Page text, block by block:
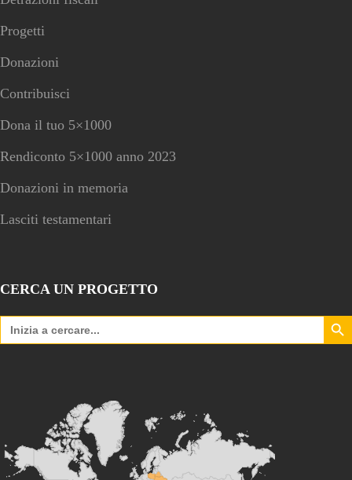
Progetti
Donazioni
Contribuisci
Dona il tuo 5×1000
Rendiconto 5×1000 anno 2023
Donazioni in memoria
Lasciti testamentari
CERCA UN PROGETTO
Search
for:
Search